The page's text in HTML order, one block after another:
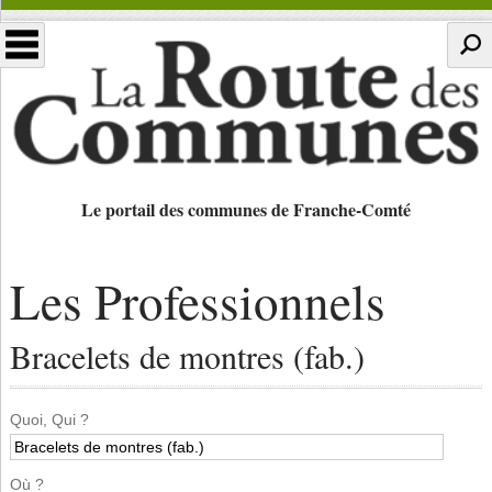
Le portail des communes de Franche-Comté
Les Professionnels
Bracelets de montres (fab.)
Quoi, Qui ?
Où ?